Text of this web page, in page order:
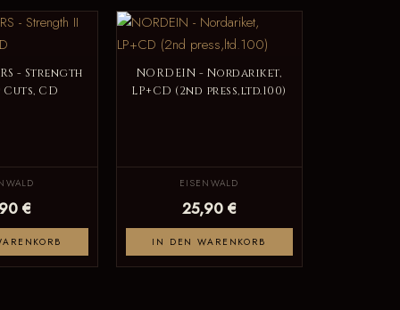
- Strength
Cuts, CD
€
NORDEIN - Nordariket,
LP+CD (2nd press,ltd.100)
EISENWALD
25,90 €
IN DEN WARENKORB